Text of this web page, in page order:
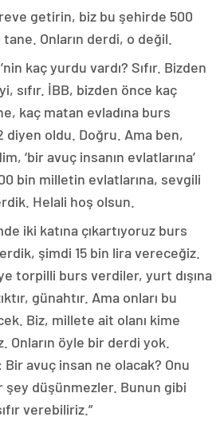
getirin, biz bu şehirde 500
Onların derdi, o değil.
kaç yurdu vardı? Sıfır. Bizden
sıfır. İBB, bizden önce kaç
kaç matan evladına burs
diyen oldu. Doğru. Ama ben,
‘bir avuç insanın evlatlarına’
bin milletin evlatlarına, sevgili
Helali hoş olsun.
iki katına çıkartıyoruz burs
şimdi 15 bin lira vereceğiz.
torpilli burs verdiler, yurt dışına
günahtır. Ama onları bu
Biz, millete ait olanı kime
öyle bir derdi yok.
avuç insan ne olacak? Onu
şey düşünmezler. Bunun gibi
verebiliriz.”